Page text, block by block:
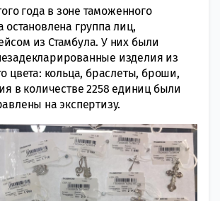
года в зоне таможенного
остановлена группа лиц,
из Стамбула. У них были
изделия из
цвета: кольца, браслеты, броши,
в количестве 2258 единиц были
на экспертизу.